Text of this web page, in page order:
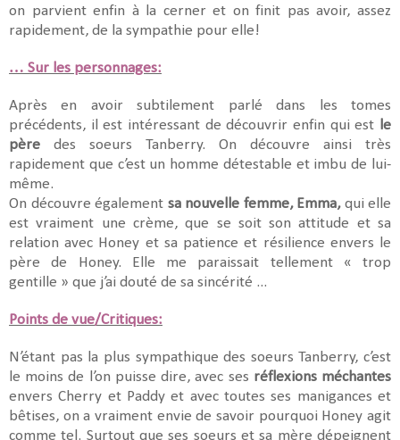
on parvient enfin à la cerner et on finit pas avoir, assez
rapidement, de la sympathie pour elle!
… Sur les personnages:
Après en avoir subtilement parlé dans les tomes
précédents, il est intéressant de découvrir enfin qui est le
père des soeurs Tanberry. On découvre ainsi très
rapidement que c’est un homme détestable et imbu de lui-
même.
On découvre également sa nouvelle femme, Emma,qui elle
est vraiment une crème, que se soit son attitude et sa
relation avec Honey et sa patience et résilience envers le
père de Honey. Elle me paraissait tellement « trop
gentille » que j’ai douté de sa sincérité ...
Points de vue/Critiques:
N’étant pas la plus sympathique des soeurs Tanberry, c’est
le moins de l’on puisse dire, avec ses réflexions méchantes
envers Cherry et Paddy et avec toutes ses manigances et
bêtises, on a vraiment envie de savoir pourquoi Honey agit
comme tel. Surtout que ses soeurs et sa mère dépeignent